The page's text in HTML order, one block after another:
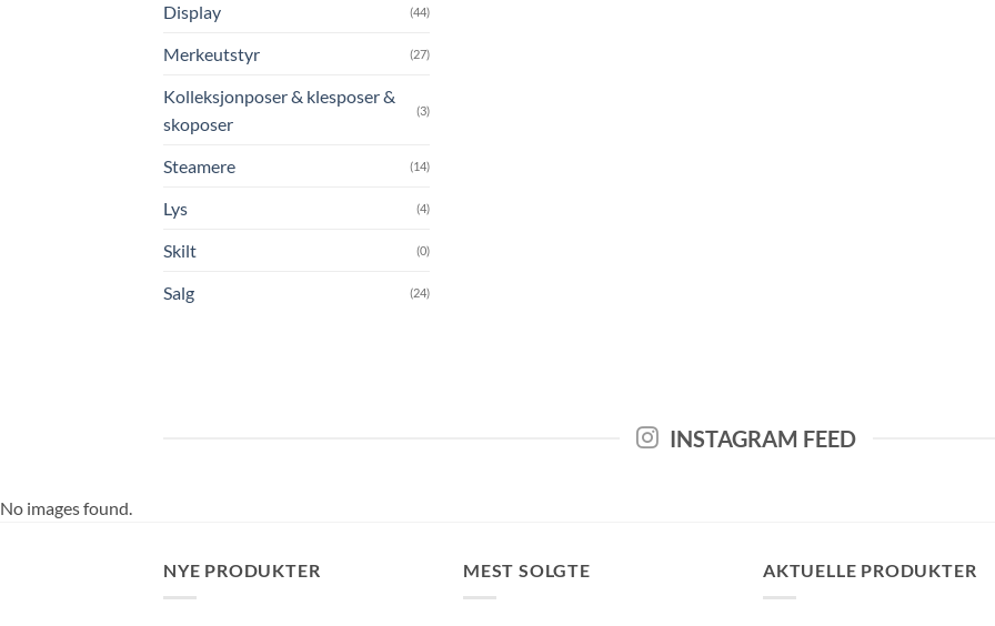
Display (44)
Merkeutstyr (27)
Kolleksjonposer & klesposer &
skoposer
(3)
Steamere (14)
Lys (4)
Skilt (0)
Salg (24)
INSTAGRAM FEED
No images found.
NYE PRODUKTER MEST SOLGTE AKTUELLE PRODUKTER